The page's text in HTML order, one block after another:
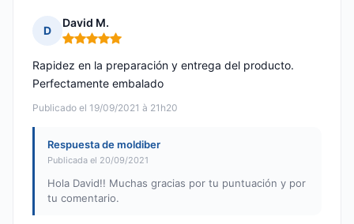
D
David M.
Nota: 5 de 5
Publicado el 19/09/2021 à 21h20
Rapidez en la preparación y entrega del producto.
Perfectamente embalado
Respuesta de moldiber
Publicada el 20/09/2021
Hola David!! Muchas gracias por tu puntuación y por
tu comentario.